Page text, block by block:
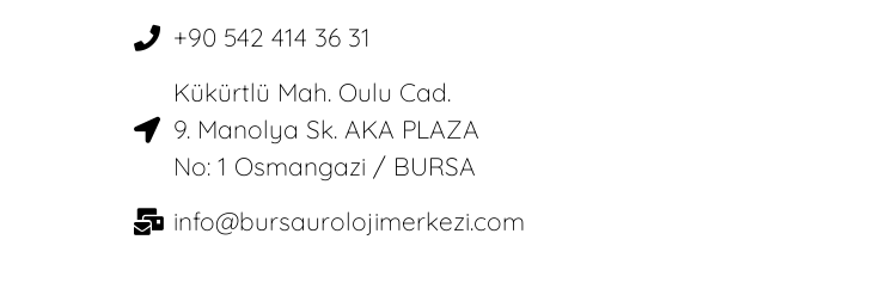
+90 542 414 36 31
Kükürtlü Mah. Oulu Cad.
9. Manolya Sk. AKA PLAZA
No: 1 Osmangazi / BURSA
info@bursaurolojimerkezi.com